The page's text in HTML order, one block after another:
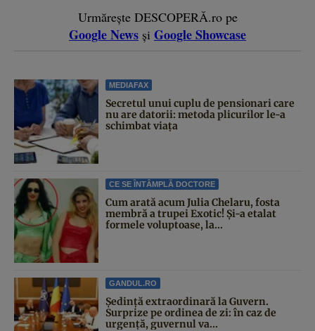
Urmărește DESCOPERĂ.ro pe
Google News și Google Showcase
MEDIAFAX
Secretul unui cuplu de pensionari care
nu are datorii: metoda plicurilor le-a
schimbat viața
CE SE ÎNTÂMPLĂ DOCTORE
Cum arată acum Julia Chelaru, fosta
membră a trupei Exotic! Și-a etalat
formele voluptoase, la...
GANDUL.RO
Şedinţă extraordinară la Guvern.
Surprize pe ordinea de zi: în caz de
urgență, guvernul va...